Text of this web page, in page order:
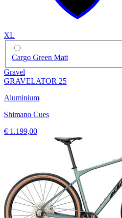
XL
Cargo Green Matt
Gravel
GRAVELATOR 25
Aluminium|
Shimano Cues
€ 1.199,00